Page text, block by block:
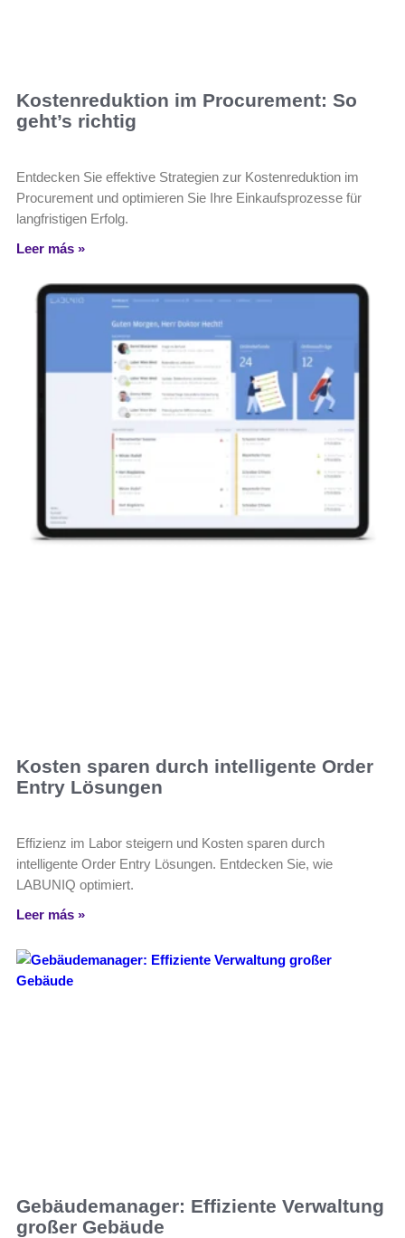
Kostenreduktion im Procurement: So
geht’s richtig
Entdecken Sie effektive Strategien zur Kostenreduktion im
Procurement und optimieren Sie Ihre Einkaufsprozesse für
langfristigen Erfolg.
Leer más »
Kosten sparen durch intelligente Order
Entry Lösungen
Effizienz im Labor steigern und Kosten sparen durch
intelligente Order Entry Lösungen. Entdecken Sie, wie
LABUNIQ optimiert.
Leer más »
Gebäudemanager: Effiziente Verwaltung
großer Gebäude